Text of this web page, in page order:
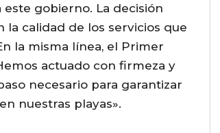
gobierno. La decisión
calidad de los servicios que
la misma línea, el Primer
actuado con firmeza y
necesario para garantizar
nuestras playas».